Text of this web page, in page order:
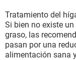
Tratamiento del
Si bien no existe
graso, las
pasan por una
alimentación sana